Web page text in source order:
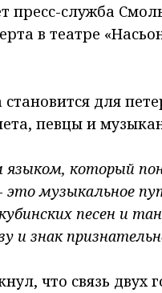
пресс-служба
в театре
для
певцы и
языком, который
это музыкальное
песен и
и знак
что связь двух